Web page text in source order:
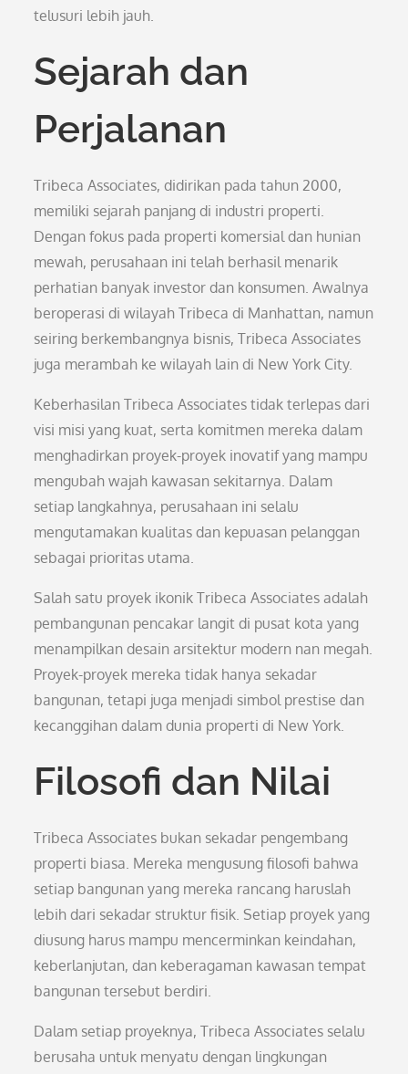
telusuri lebih jauh.
Sejarah dan
Perjalanan
Tribeca Associates, didirikan pada tahun 2000,
memiliki sejarah panjang di industri properti.
Dengan fokus pada properti komersial dan hunian
mewah, perusahaan ini telah berhasil menarik
perhatian banyak investor dan konsumen. Awalnya
beroperasi di wilayah Tribeca di Manhattan, namun
seiring berkembangnya bisnis, Tribeca Associates
juga merambah ke wilayah lain di New York City.
Keberhasilan Tribeca Associates tidak terlepas dari
visi misi yang kuat, serta komitmen mereka dalam
menghadirkan proyek-proyek inovatif yang mampu
mengubah wajah kawasan sekitarnya. Dalam
setiap langkahnya, perusahaan ini selalu
mengutamakan kualitas dan kepuasan pelanggan
sebagai prioritas utama.
Salah satu proyek ikonik Tribeca Associates adalah
pembangunan pencakar langit di pusat kota yang
menampilkan desain arsitektur modern nan megah.
Proyek-proyek mereka tidak hanya sekadar
bangunan, tetapi juga menjadi simbol prestise dan
kecanggihan dalam dunia properti di New York.
Filosofi dan Nilai
Tribeca Associates bukan sekadar pengembang
properti biasa. Mereka mengusung filosofi bahwa
setiap bangunan yang mereka rancang haruslah
lebih dari sekadar struktur fisik. Setiap proyek yang
diusung harus mampu mencerminkan keindahan,
keberlanjutan, dan keberagaman kawasan tempat
bangunan tersebut berdiri.
Dalam setiap proyeknya, Tribeca Associates selalu
berusaha untuk menyatu dengan lingkungan